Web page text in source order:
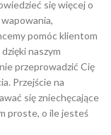
się więcej o
pomóc klientom
naszym
przeprowadzić Cię
Przejście na
się zniechęcające
proste, o ile jesteś